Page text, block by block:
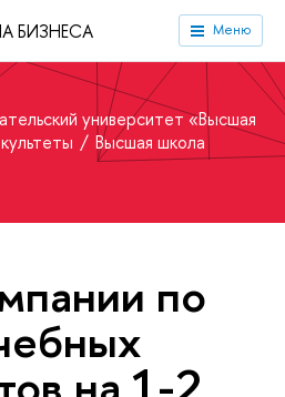
БИЗНЕСА Меню
университет «Высшая
Высшая школа
по